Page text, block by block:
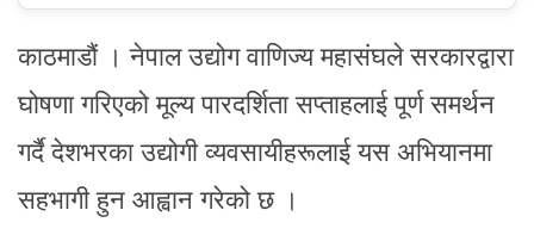
काठमाडौं । नेपाल उद्योग वाणिज्य महासंघले सरकारद्वारा
घोषणा गरिएको मूल्य पारदर्शिता सप्ताहलाई पूर्ण समर्थन
गर्दै देशभरका उद्योगी व्यवसायीहरूलाई यस अभियानमा
सहभागी हुन आह्वान गरेको छ ।